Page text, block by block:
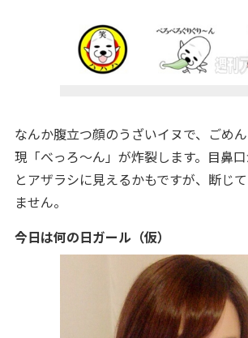
なんか腹立つ顔のうざいイヌで、ごめ
現「べっろ～ん」が炸裂します。目鼻
とアザラシに見えるかもですが、断じ
ません。
今日は何の日ガール（仮）